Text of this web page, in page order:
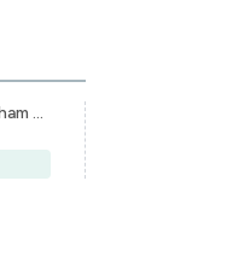
Indeks Saham Syariah Indonesia